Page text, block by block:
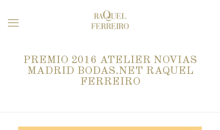
PREMIO 2016 ATELIER NOVIAS
MADRID BODAS.NET RAQUEL
FERREIRO